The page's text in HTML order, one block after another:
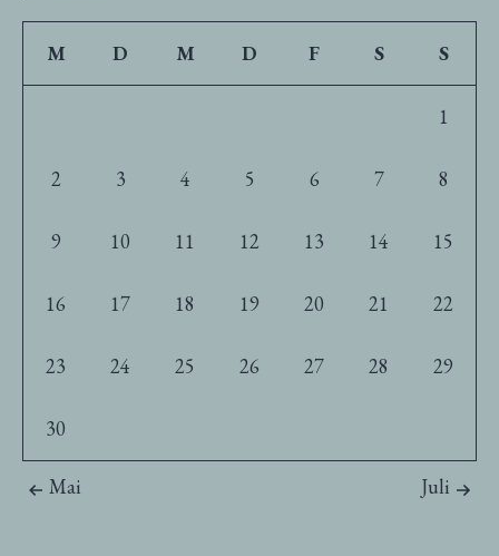
M D M D F S S
1
2 3 4 5 6 7 8
9 10 11 12 13 14 15
16 17 18 19 20 21 22
23 24 25 26 27 28 29
30
Mai Juli